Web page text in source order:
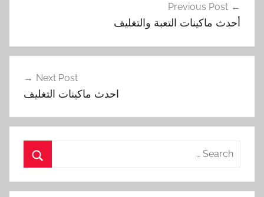
المقالات
Previous Post
أحدث ماكينات التعبة والتغليف
Next Post
احدث ماكينات التغليف
Search